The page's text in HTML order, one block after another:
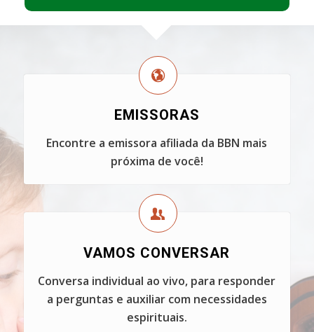
EMISSORAS
Encontre a emissora afiliada da BBN mais
próxima de você!
VAMOS CONVERSAR
Conversa individual ao vivo, para responder
a perguntas e auxiliar com necessidades
espirituais.